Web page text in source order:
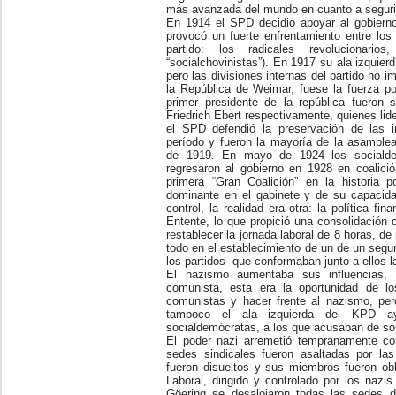
más avanzada del mundo en cuanto a
En 1914 el SPD decidió apoyar al
provocó un fuerte enfrentamiento entre
partido: los radicales
“socialchovinistas”). En 1917 su ala
pero las divisiones internas del partido no
la República de Weimar, fuese la fuerza
primer presidente de la república fueron
Friedrich Ebert respectivamente, quienes
el SPD defendió la preservación de las
período y fueron la mayoría de la
de 1919. En mayo de 1924 los
regresaron al gobierno en 1928 en
primera “Gran Coalición” en la historia
dominante en el gabinete y de su
control, la realidad era otra: la política
Entente, lo que propició una
restablecer la jornada laboral de 8 horas,
todo en el establecimiento de un de un
los partidos que conformaban junto a ellos
El nazismo aumentaba sus
comunista, esta era la oportunidad de
comunistas y hacer frente al nazismo,
tampoco el ala izquierda del KPD
socialdemócratas, a los que acusaban de
El poder nazi arremetió tempranamente
sedes sindicales fueron asaltadas por
fueron disueltos y sus miembros fueron
Laboral, dirigido y controlado por los